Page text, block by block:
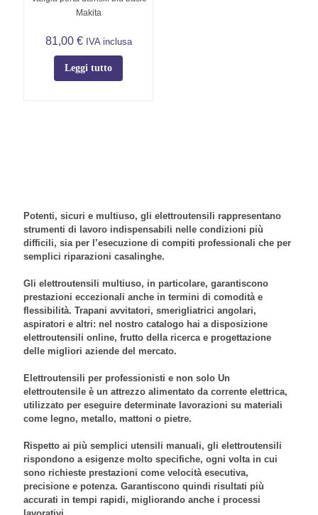
Makita
81,00 € IVA inclusa
Leggi tutto
Potenti, sicuri e multiuso, gli elettroutensili rappresentano
strumenti di lavoro indispensabili nelle condizioni più
difficili, sia per l’esecuzione di compiti professionali che per
semplici riparazioni casalinghe.
Gli elettroutensili multiuso, in particolare, garantiscono
prestazioni eccezionali anche in termini di comodità e
flessibilità. Trapani avvitatori, smerigliatrici angolari,
aspiratori e altri: nel nostro catalogo hai a disposizione
elettroutensili online, frutto della ricerca e progettazione
delle migliori aziende del mercato.
Elettroutensili per professionisti e non solo Un
elettroutensile è un attrezzo alimentato da corrente elettrica,
utilizzato per eseguire determinate lavorazioni su materiali
come legno, metallo, mattoni o pietre.
Rispetto ai più semplici utensili manuali, gli elettroutensili
rispondono a esigenze molto specifiche, ogni volta in cui
sono richieste prestazioni come velocità esecutiva,
precisione e potenza. Garantiscono quindi risultati più
accurati in tempi rapidi, migliorando anche i processi